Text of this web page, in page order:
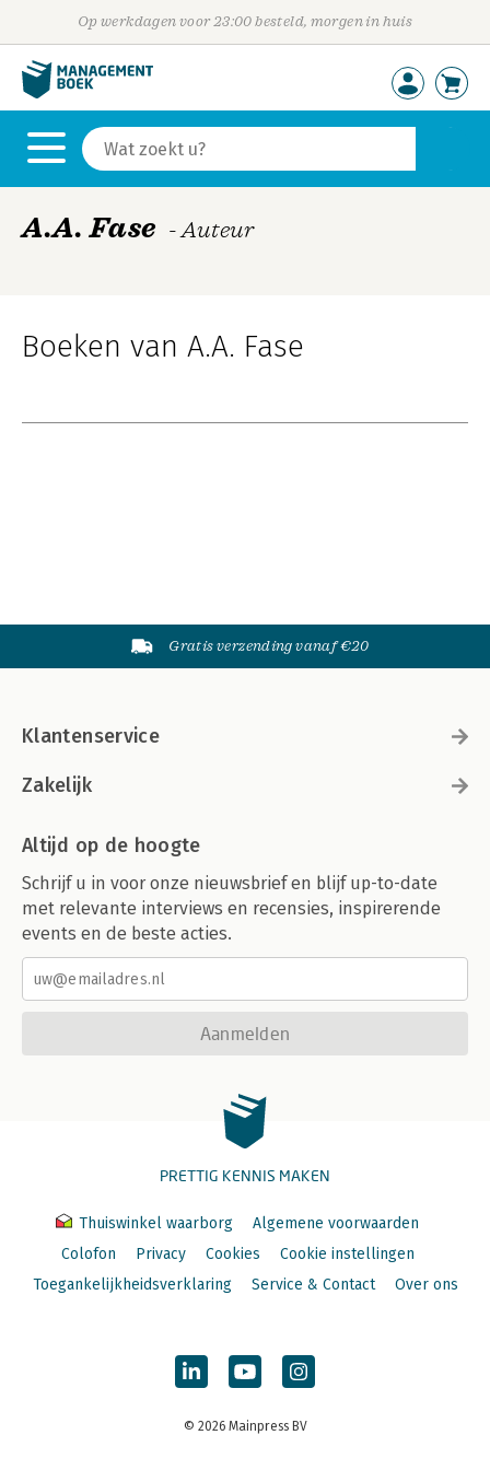
Op werkdagen voor 23:00 besteld, morgen in huis
A.A. Fase - Auteur
Boeken van A.A. Fase
Gratis verzending vanaf €20
Klantenservice
Zakelijk
Altijd op de hoogte
Schrijf u in voor onze nieuwsbrief en blijf up-to-date
met relevante interviews en recensies, inspirerende
events en de beste acties.
Aanmelden
PRETTIG KENNIS MAKEN
Thuiswinkel waarborg
Algemene voorwaarden
Colofon
Privacy Cookies
Cookie instellingen
Toegankelijkheidsverklaring
Service & Contact Over ons
© 2026 Mainpress BV